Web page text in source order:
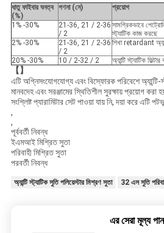
ধাতু ফাইবার ঘনত্ব
(%)
গণনা (নে) প্রয়োগ
1% -30%
21-36, 21 / 2-36
/ 2
সামগ্রিকভাবে
স্ট্যাটিক কাজ করছে
2% -30%
21-36, 21 / 2-36
/ 2
শিখা retardant
20% -30% 10 / 2-32 / 2 অ্যান্টি স্ট্যাটিক
【】
এটি অগ্নিসংযোগযোগ্য এবং বিস্ফোরক পরিবেশে অ্যান্টি-
মানবদেহ এবং সরঞ্জামের স্থিতিশীল সুরক্ষায় প্রয়োগ করা
সংশ্লিষ্ট প্যারামিটার সেট পাওয়া যায় নি, দয়া করে এটি
,
,
পূর্ববর্তী নিবন্ধ
ইএমআই মিশ্রিত সুতা
পরিবাহী মিশ্রিত সুতা
পরবর্তী নিবন্ধ
অ্যান্টি স্ট্যাটিক সুতি পলিয়েস্টার মিশ্রণ সুতা 32 এস সুতি
এর সেরা মূল্য পান